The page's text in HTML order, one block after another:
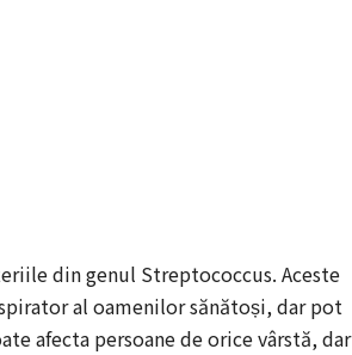
din genul Streptococcus. Aceste
al oamenilor sănătoși, dar pot
afecta persoane de orice vârstă, dar